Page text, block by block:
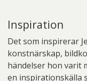
Inspiration
Det som inspirerar
konstnärskap,
händelser hon varit
en inspirationskälla